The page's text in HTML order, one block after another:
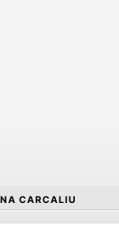
CARCALIU